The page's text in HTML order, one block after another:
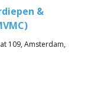
&
109, Amsterdam,